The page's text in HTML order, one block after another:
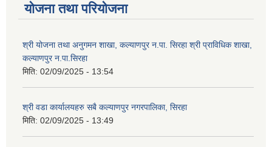
योजना तथा परियोजना
श्री योजना तथा अनुगमन शाखा, कल्याणपुर न.पा. सिरहा श्री प्राविधिक शाखा,
कल्याणपुर न.पा.सिरहा
मिति: 02/09/2025 - 13:54
श्री वडा कार्यालयहरु सबै कल्याणपुर नगरपालिका, सिरहा
मिति: 02/09/2025 - 13:49